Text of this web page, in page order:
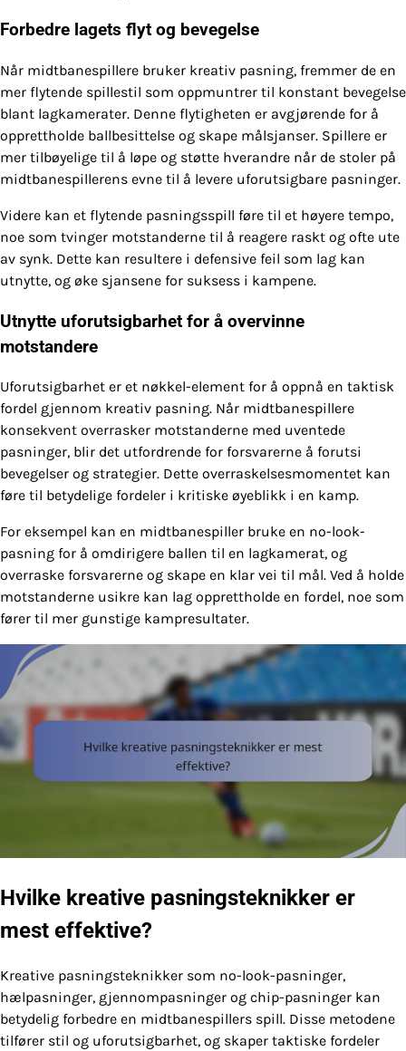
Forbedre lagets flyt og bevegelse
Når midtbanespillere bruker kreativ pasning, fremmer de en
mer flytende spillestil som oppmuntrer til konstant bevegelse
blant lagkamerater. Denne flytigheten er avgjørende for å
opprettholde ballbesittelse og skape målsjanser. Spillere er
mer tilbøyelige til å løpe og støtte hverandre når de stoler på
midtbanespillerens evne til å levere uforutsigbare pasninger.
Videre kan et flytende pasningsspill føre til et høyere tempo,
noe som tvinger motstanderne til å reagere raskt og ofte ute
av synk. Dette kan resultere i defensive feil som lag kan
utnytte, og øke sjansene for suksess i kampene.
Utnytte uforutsigbarhet for å overvinne
motstandere
Uforutsigbarhet er et nøkkel-element for å oppnå en taktisk
fordel gjennom kreativ pasning. Når midtbanespillere
konsekvent overrasker motstanderne med uventede
pasninger, blir det utfordrende for forsvarerne å forutsi
bevegelser og strategier. Dette overraskelsesmomentet kan
føre til betydelige fordeler i kritiske øyeblikk i en kamp.
For eksempel kan en midtbanespiller bruke en no-look-
pasning for å omdirigere ballen til en lagkamerat, og
overraske forsvarerne og skape en klar vei til mål. Ved å holde
motstanderne usikre kan lag opprettholde en fordel, noe som
fører til mer gunstige kampresultater.
Hvilke kreative pasningsteknikker er
mest effektive?
Kreative pasningsteknikker som no-look-pasninger,
hælpasninger, gjennompasninger og chip-pasninger kan
betydelig forbedre en midtbanespillers spill. Disse metodene
tilfører stil og uforutsigbarhet, og skaper taktiske fordeler